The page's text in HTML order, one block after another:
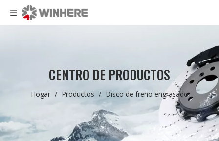
CENTRO DE PRODUCTOS
Hogar / Productos / Disco de freno engrasado